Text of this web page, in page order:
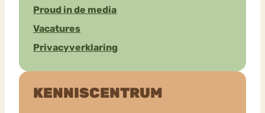
Proud in de media
Vacatures
Privacyverklaring
KENNISCENTRUM